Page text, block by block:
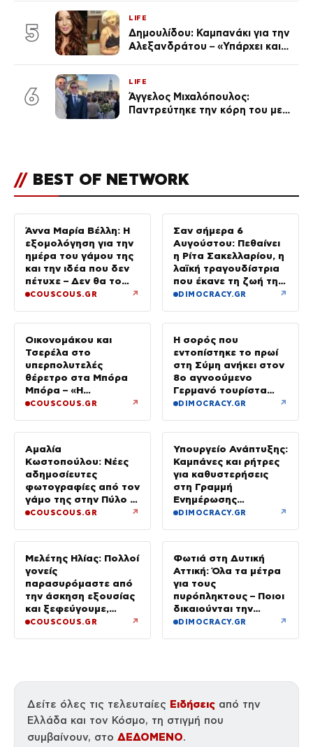
5
LIFE
Δημουλίδου: Καμπανάκι για την
Αλεξανδράτου – «Υπάρχει και
6
LIFE
Άγγελος Μιχαλόπουλος:
Παντρεύτηκε την κόρη του με
// BEST OF NETWORK
Άννα Μαρία Βέλλη: Η
εξομολόγηση για την
ημέρα του γάμου της
και την ιδέα που δεν
πέτυχε – Δεν θα το
ξαναέκανα
COUSCOUS.GR ↗
Σαν σήμερα 6
Αυγούστου: Πεθαίνει
η Ρίτα Σακελλαρίου, η
λαϊκή τραγουδίστρια
που έκανε τη ζωή της
τραγούδι
DIMOCRACY.GR ↗
Οικονομάκου και
Τσερέλα στο
υπερπολυτελές
θέρετρο στα Μπόρα
Μπόρα – «Η
μεγαλύτερη
COUSCOUS.GR ↗
Η σορός που
εντοπίστηκε το πρωί
στη Σύμη ανήκει στον
8ο αγνοούμενο
Γερμανό τουρίστα
που επέβαινε σε
DIMOCRACY.GR ↗
Αμαλία
Κωστοπούλου: Νέες
αδημοσίευτες
φωτογραφίες από τον
γάμο της στην Πύλο –
Χορεύαμε μέχρι να
COUSCOUS.GR ↗
Υπουργείο Ανάπτυξης:
Καμπάνες και ρήτρες
για καθυστερήσεις
στη Γραμμή
Ενημέρωσης
Επενδυτή
DIMOCRACY.GR ↗
Μελέτης Ηλίας: Πολλοί
γονείς
παρασυρόμαστε από
την άσκηση εξουσίας
και ξεφεύγουμε,
χωρίς να το
COUSCOUS.GR ↗
Φωτιά στη Δυτική
Αττική: Όλα τα μέτρα
για τους
πυρόπληκτους – Ποιοι
δικαιούνται την
προσωρινή οικονομική
DIMOCRACY.GR ↗
Δείτε όλες τις τελευταίες Ειδήσεις από την
Ελλάδα και τον Κόσμο, τη στιγμή που
συμβαίνουν, στο ΔΕΔΟΜΕΝΟ.